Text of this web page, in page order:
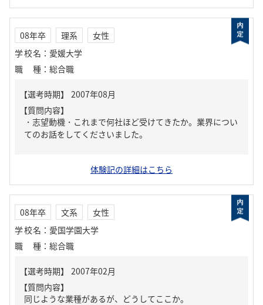
08年卒 理系
女性
学校名 ： 愛媛大学
職種 ： 総合職
【質問内容】
・志望動機・これまで何社ほど受けてきたか。業界につい
てのお話をしてくださいました。
体験記の詳細はこちら
08年卒 文系
女性
学校名 ： 愛国学園大学
職種 ： 総合職
【質問内容】
同じような業種があるが、どうしてここか。